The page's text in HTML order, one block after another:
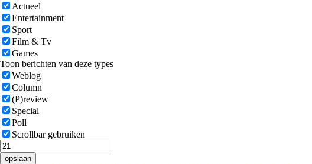
Actueel
Entertainment
Sport
Film & Tv
Games
Toon berichten van deze types
Weblog
Column
(P)review
Special
Poll
Scrollbar gebruiken
opslaan